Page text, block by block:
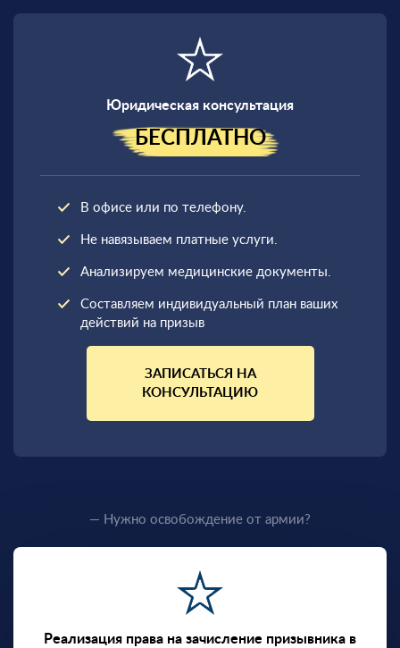
Юридическая консультация
БЕСПЛАТНО
В офисе или по телефону.
Не навязываем платные услуги.
Анализируем медицинские документы.
Составляем индивидуальный план ваших
действий на призыв
ЗАПИСАТЬСЯ НА
КОНСУЛЬТАЦИЮ
— Нужно освобождение от армии?
Реализация права на зачисление призывника в